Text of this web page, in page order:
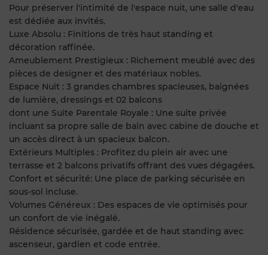
Pour préserver l'intimité de l'espace nuit, une salle d'eau
est dédiée aux invités.
Luxe Absolu : Finitions de très haut standing et
décoration raffinée.
Ameublement Prestigieux : Richement meublé avec des
pièces de designer et des matériaux nobles.
Espace Nuit : 3 grandes chambres spacieuses, baignées
de lumière, dressings et 02 balcons
dont une Suite Parentale Royale : Une suite privée
incluant sa propre salle de bain avec cabine de douche et
un accès direct à un spacieux balcon.
Extérieurs Multiples : Profitez du plein air avec une
terrasse et 2 balcons privatifs offrant des vues dégagées.
Confort et sécurité: Une place de parking sécurisée en
sous-sol incluse.
Volumes Généreux : Des espaces de vie optimisés pour
un confort de vie inégalé.
Résidence sécurisée, gardée et de haut standing avec
ascenseur, gardien et code entrée.